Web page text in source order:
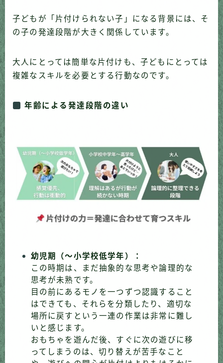
子どもが「片付けられない子」になる背景には、そ
の子の発達段階が大きく関係しています。
大人にとっては簡単な片付けも、子どもにとっては
複雑なスキルを必要とする行動なのです。
年齢による発達段階の違い
幼児期（〜小学校低学年）：
この時期は、まだ抽象的な思考や論理的な
思考が未熟です。
目の前にあるモノを一つずつ認識すること
はできても、それらを分類したり、適切な
場所に戻すという一連の作業は非常に難し
いと感じます。
おもちゃを遊んだ後、すぐに次の遊びに移
ってしまうのは、切り替えが苦手なこと